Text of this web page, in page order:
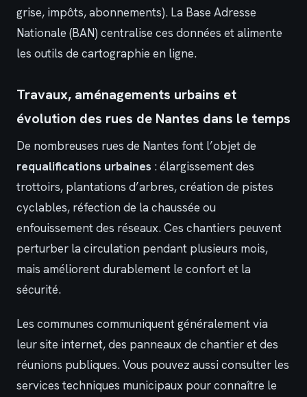
grise, impôts, abonnements). La Base Adresse
Nationale (BAN) centralise ces données et alimente
les outils de cartographie en ligne.
Travaux, aménagements urbains et
évolution des rues de Nantes dans le temps
De nombreuses rues de Nantes font l’objet de
requalifications urbaines : élargissement des
trottoirs, plantations d’arbres, création de pistes
cyclables, réfection de la chaussée ou
enfouissement des réseaux. Ces chantiers peuvent
perturber la circulation pendant plusieurs mois,
mais améliorent durablement le confort et la
sécurité.
Les communes communiquent généralement via
leur site internet, des panneaux de chantier et des
réunions publiques. Vous pouvez aussi consulter les
services techniques municipaux pour connaître le